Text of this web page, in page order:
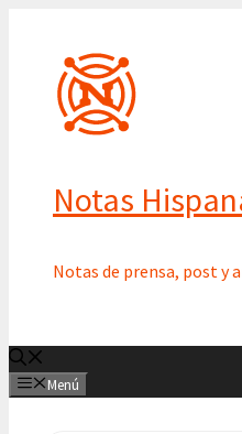
contenido
Notas
Notas de prensa, post y
Menú